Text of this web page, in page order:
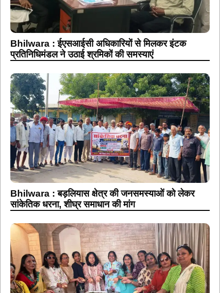
Bhilwara : ईएसआईसी अधिकारियों से मिलकर इंटक
प्रतिनिधिमंडल ने उठाई श्रमिकों की समस्याएं
Bhilwara : बड़लियास क्षेत्र की जनसमस्याओं को लेकर
सांकेतिक धरना, शीघ्र समाधान की मांग